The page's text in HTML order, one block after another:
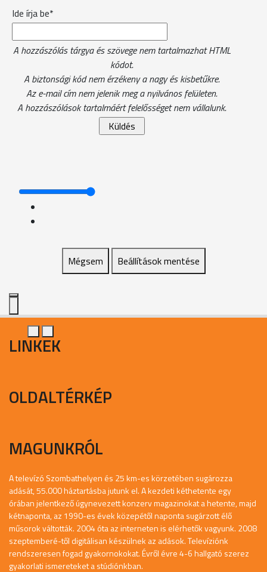
Ide írja be*
A hozzászólás tárgya és szövege nem tartalmazhat HTML
kódot.
A biztonsági kód nem érzékeny a nagy és kisbetűkre.
Az e-mail cím nem jelenik meg a nyilvános felületen.
A hozzászólások tartalmáért felelősséget nem vállalunk.
Mégsem Beállítások mentése
LINKEK
OLDALTÉRKÉP
MAGUNKRÓL
A televízó Szombathelyen és 25 km-es körzetében sugározza
adását, 55.000 háztartásba jutunk el. A kezdeti kéthetente egy
órában jelentkező úgynevezett konzerv magazinokat a hetente, majd
kétnaponta, az 1990-es évek közepétől naponta sugárzott élő
műsorok váltották. 2004 óta az interneten is elérhetők vagyunk. 2008
szeptemberé-től digitálisan készülnek az adások. Televíziónk
rendszeresen fogad gyakornokokat. Évről évre 4-6 hallgató szerez
gyakorlati ismereteket a stúdiónkban.